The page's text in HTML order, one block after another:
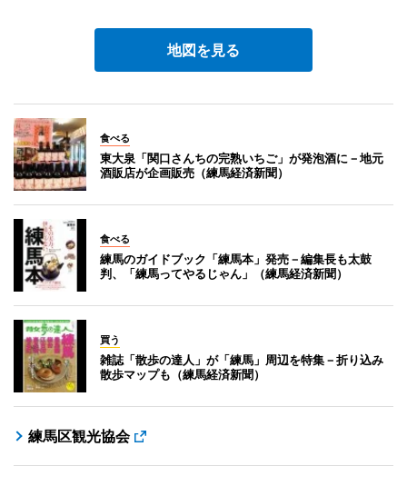
地図を見る
食べる
東大泉「関口さんちの完熟いちご」が発泡酒に－地元
酒販店が企画販売（練馬経済新聞）
食べる
練馬のガイドブック「練馬本」発売－編集長も太鼓
判、「練馬ってやるじゃん」（練馬経済新聞）
買う
雑誌「散歩の達人」が「練馬」周辺を特集－折り込み
散歩マップも（練馬経済新聞）
練馬区観光協会